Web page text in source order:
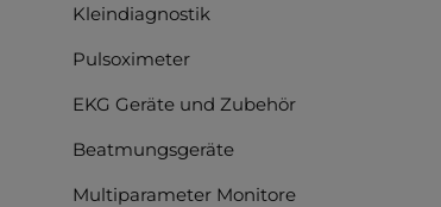
Kleindiagnostik
Pulsoximeter
EKG Geräte und Zubehör
Beatmungsgeräte
Multiparameter Monitore